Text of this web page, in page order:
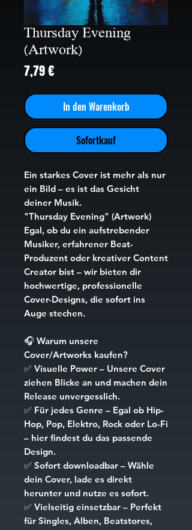
Thursday Evening
(Artwork)
7,79 €Preis
In den Warenkorb
Sofortkauf
Ein starkes Cover ist mehr als nur
ein Bild – es ist das Gesicht
deiner Musik.
"Thursday Evening" (Artwork)
Egal, ob du ein aufstrebender
Musiker, erfahrener Beat-
Produzent oder kreativer Content
Creator bist – wir bieten dir
hochwertige, professionelle
Cover-Designs, die sofort ins
Auge stechen.
🎧 Warum unsere
Cover/Artworks kaufen?
✅ Visuelle Power – Unsere Cover
ziehen Blicke an und machen dein
Release unvergesslich.
✅ Für jedes Genre – Egal ob Hip-
Hop, Pop, Elektro, Rock oder Lo-Fi
– hier findest du das passende
Design.
✅ Sofort downloadbar – Wähle
dein Cover, lade es direkt
herunter und nutze es sofort.
✅ Vielseitig einsetzbar – Perfekt
für Singles, Alben, Beatstores,